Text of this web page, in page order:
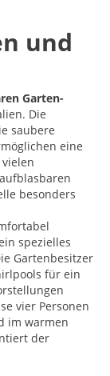
und
Garten-
Die
saubere
eine
besonders
spezielles
Gartenbesitzer
für ein
vier Personen
im warmen
der